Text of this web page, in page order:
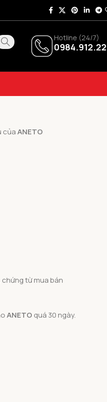
Hotline (24/7)
củaANETO
chứng từ mua bán
ANETO quá 30 ngày.